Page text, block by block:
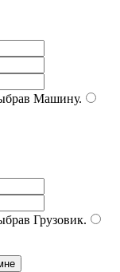
Машину.
Грузовик.